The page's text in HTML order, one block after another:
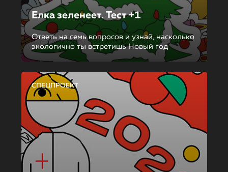
Елка зеленеет. Тест +1
Ответь на семь вопросов и узнай, насколько
экологично ты встретишь Новый год
СПЕЦПРОЕКТ